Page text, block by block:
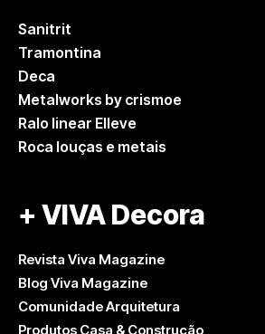
Sanitrit
Tramontina
Deca
Metalworks by crismoe
Ralo linear Elleve
Roca louças e metais
+ VIVA Decora
Revista Viva Magazine
Blog Viva Magazine
Comunidade Arquitetura
Produtos Casa & Construção